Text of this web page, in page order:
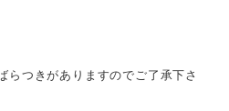
らつきがありますのでご了承下さ